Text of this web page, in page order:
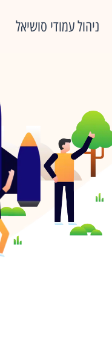
ניהול עמודי סושיאל